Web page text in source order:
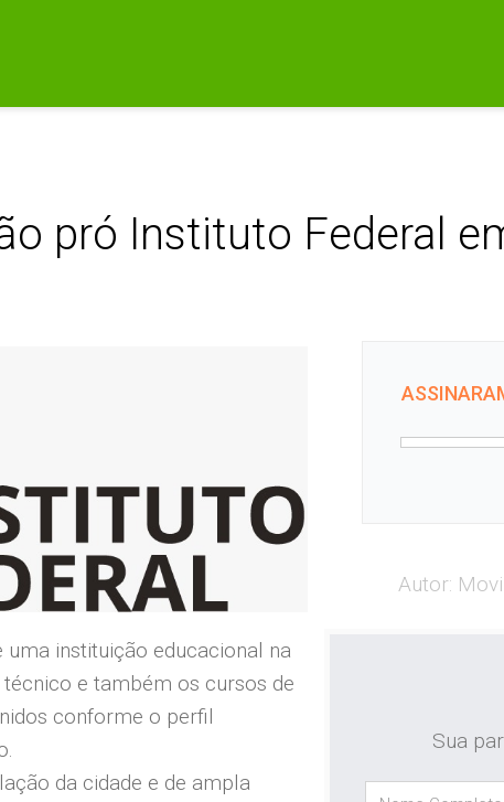
pró Instituto Federal
instituição educacional na
e também os cursos de
conforme o perfil
da cidade e de ampla
Autor:
Sua